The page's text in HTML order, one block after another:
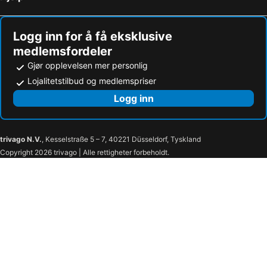
Hoteller i Three Bridges
Logg inn for å få eksklusive
medlemsfordeler
Gjør opplevelsen mer personlig
Lojalitetstilbud og medlemspriser
Logg inn
trivago N.V., Kesselstraße 5 – 7, 40221 Düsseldorf, Tyskland
Copyright 2026 trivago | Alle rettigheter forbeholdt.